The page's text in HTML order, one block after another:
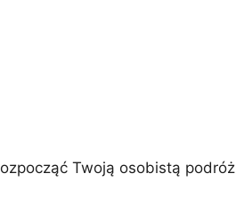
Twoją osobistą podróż